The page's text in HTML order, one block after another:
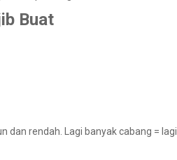
Buat
dan rendah. Lagi banyak cabang = lagi